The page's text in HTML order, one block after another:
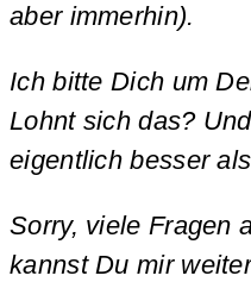
aber immerhin).
Ich bitte Dich um
Lohnt sich das?
eigentlich besser
Sorry, viele Fragen
kannst Du mir